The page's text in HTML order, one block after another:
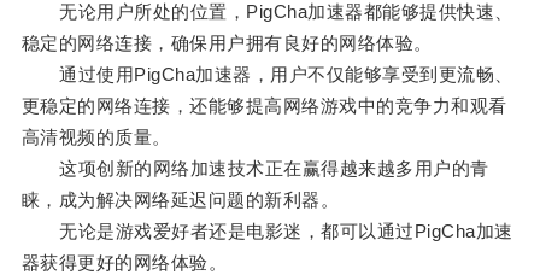
无论用户所处的位置，PigCha加速器都能够提供快速、
稳定的网络连接，确保用户拥有良好的网络体验。
通过使用PigCha加速器，用户不仅能够享受到更流畅、
更稳定的网络连接，还能够提高网络游戏中的竞争力和观看
高清视频的质量。
这项创新的网络加速技术正在赢得越来越多用户的青
睐，成为解决网络延迟问题的新利器。
无论是游戏爱好者还是电影迷，都可以通过PigCha加速
器获得更好的网络体验。